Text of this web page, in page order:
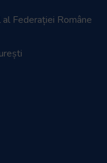
Federației Române